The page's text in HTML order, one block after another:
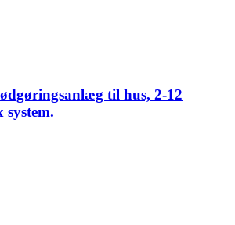
til hus, 2-12
system.